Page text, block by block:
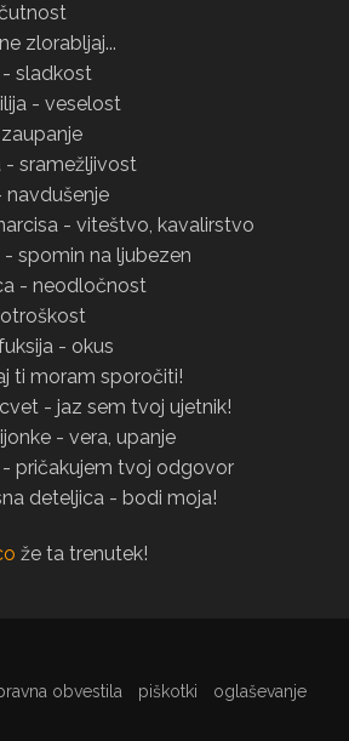
zlorabljaj...
- sladkost
- veselost
- sramežljivost
- viteštvo, kavalirstvo
- spomin na ljubezen
- neodločnost
- okus
ti moram sporočiti!
- jaz sem tvoj ujetnik!
- vera, upanje
pričakujem tvoj odgovor
deteljica - bodi moja!
že ta trenutek!
obvestila piškotki oglaševanje